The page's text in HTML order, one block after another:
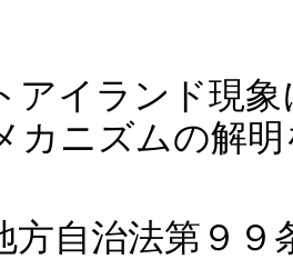
アイランド現
カニズムの解
自治法第９９